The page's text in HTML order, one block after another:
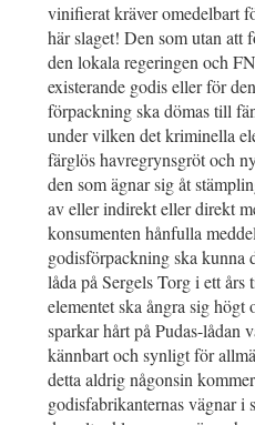
vinifierat kräver omedelbart
här slaget! Den som utan att
den lokala regeringen och
existerande godis eller för
förpackning ska dömas till
under vilken det kriminella
färglös havregrynsgröt och
den som ägnar sig åt
av eller indirekt eller direkt
konsumenten hånfulla
godisförpackning ska kunna
låda på Sergels Torg i ett
elementet ska ångra sig
sparkar hårt på Pudas-lådan
kännbart och synligt för
detta aldrig någonsin
godisfabrikanternas vägnar i